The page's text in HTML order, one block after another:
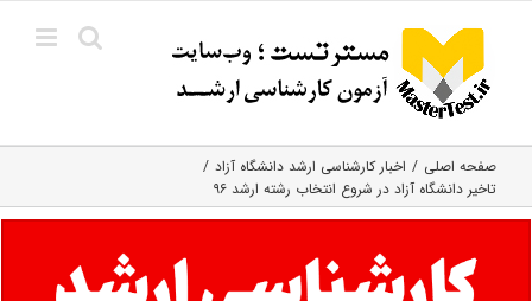
content
صفحه اصلی
اخبار کارشناسی ارشد دانشگاه آزاد
تاخیر دانشگاه آزاد در شروع انتخاب رشته ارشد ۹۶